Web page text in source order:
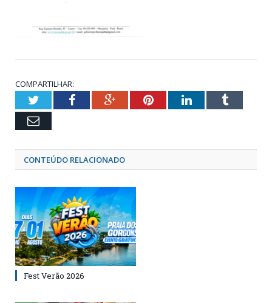
COMPARTILHAR:
TwitterFacebookGoogle+PinterestLinkedInTumblr
Email
CONTEÚDO RELACIONADO
Fest Verão 2026